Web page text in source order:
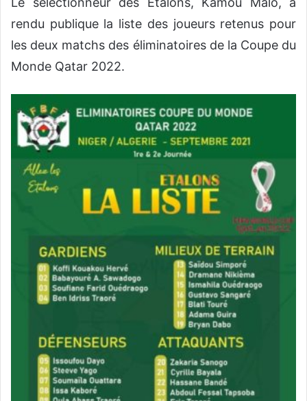
e
l
rendu publique la liste des joueurs retenus pour
les deux matchs des éliminatoires de la Coupe du
Monde Qatar 2022.